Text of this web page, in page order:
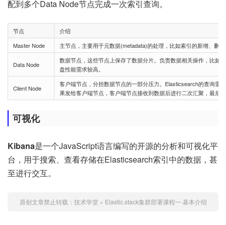
配到多个Data Node节点完成一次索引查询。
节点
介绍
Master Node
主节点，主要用于元数据(metadata)的处理，比如索引的新增、删
Data Node
数据节点，这些节点上保存了数据分片。负责数据相关操作，比如
盘性能需求较高。
Client Node
客户端节点，分担数据节点的一部分压力。Elasticsearch的查询需
果发给客户端节点，客户端节点接收到数据后进行二次汇聚，最后
可视化
Kibana是一个JavaScript语言编写的开源的分析和可视化平
台，用于搜索、查看存储在Elasticsearch索引中的数据，甚
至进行交互。
原创文章禁止转载： 技术学堂» Elastic.stack集群部署课程一·基本介绍